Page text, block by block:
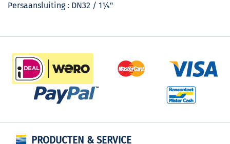
Persaansluiting : DN32 / 1¼"
PRODUCTEN & SERVICE